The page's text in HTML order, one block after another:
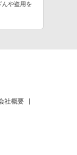
んや盗用を
社概要